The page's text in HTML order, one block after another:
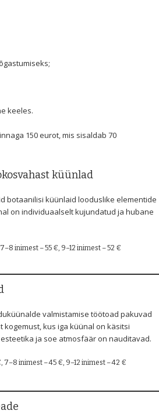
keeles.
150 eurot, mis sisaldab 70
küünlad
botaanilisi küünlaid looduslike elementide
on individuaalselt kujundatud ja hubane
inimest – 55 €, 9–12 inimest – 52 €
valmistamise töötoad pakuvad
kogemust, kus iga küünal on käsitsi
ja soe atmosfäär on nauditavad.
7–8 inimest – 45 €, 9–12 inimest – 42 €